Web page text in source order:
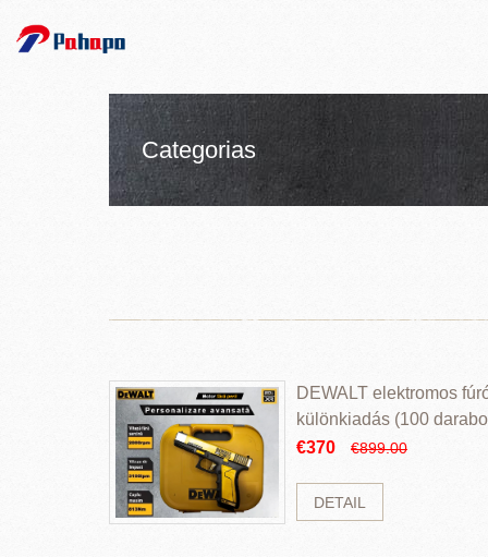
Categorias
DEWALT elektromos
különkiadás (100
€370
€899.00
DETAIL